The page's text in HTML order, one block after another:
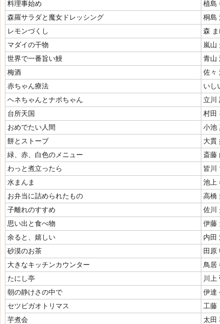
料理事始め
植島
森羅サラダと魔女ドレッシング
桐島
レモンづくし
森
マダイの干物
嵐山
世界で一番旨い鰻
青山
梅酒
佐々
赤ちゃん療法
いし
ヘネちゃんとナポちゃん
立川
台所天国
村田
おめでたい人間
小池
餅とストーブ
大貫
緑、赤、白色のメニュー
斎藤
わっと煮立ったら
皆川
水まんま
池上
お弁当に詰められたもの
高橋
子離れのすすめ
佐川
思い出と食べ物
伊藤
余ると、嬉しい
内田
砂漠のお茶
田原
大きなキッチンカウンター
鳥居
たにし亭
川上
朝の静けさの中で
伊達
セツビガオトリマス
工藤
芋煮会
太田